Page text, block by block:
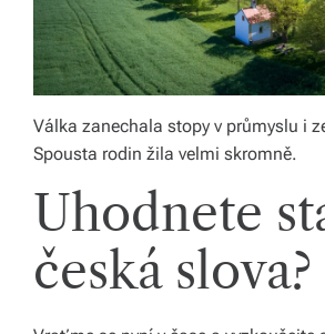
Válka zanechala stopy v průmyslu i
Spousta rodin žila velmi skromně.
Uhodnete
česká slova?